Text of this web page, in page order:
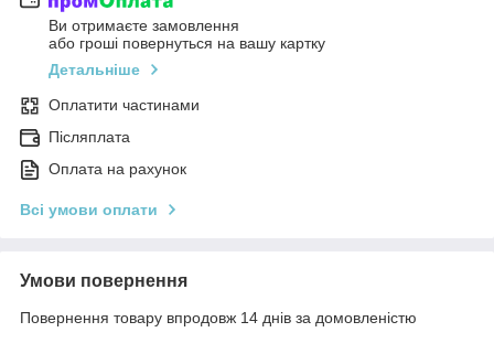
Ви отримаєте замовлення
або гроші повернуться на вашу картку
Детальніше
Оплатити частинами
Післяплата
Оплата на рахунок
Всі умови оплати
Умови повернення
Повернення товару впродовж 14 днів за домовленістю